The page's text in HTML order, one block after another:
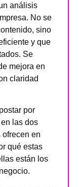
análisis
No se
sino
y que
Se
mejora en
claridad
por
las dos
en
qué estas
están los